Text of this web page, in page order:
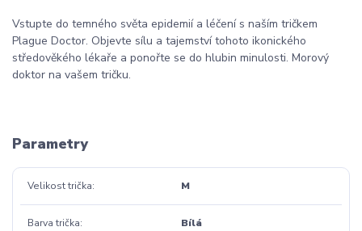
Vstupte do temného světa epidemií a léčení s naším tričkem
Plague Doctor. Objevte sílu a tajemství tohoto ikonického
středověkého lékaře a ponořte se do hlubin minulosti. Morový
doktor na vašem tričku.
Parametry
Velikost trička M
Barva trička Bílá